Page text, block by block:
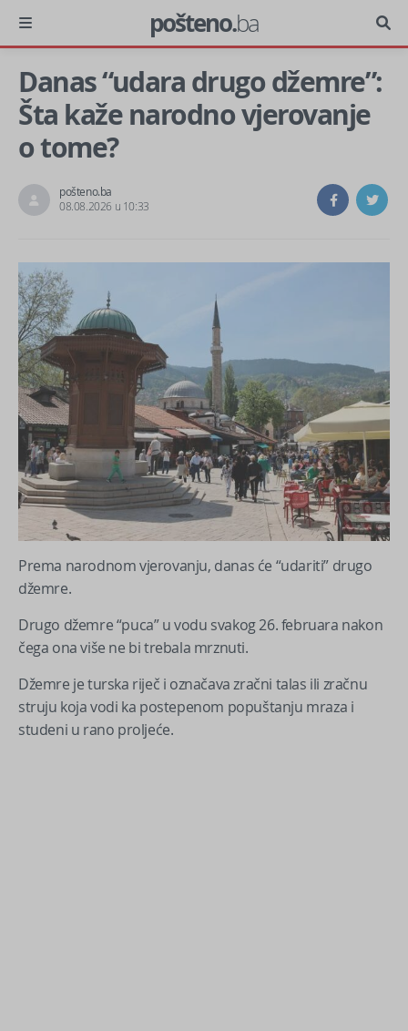
pošteno.ba
Danas “udara drugo džemre”:
Šta kaže narodno vjerovanje
o tome?
pošteno.ba
08.08.2026 u 10:33
Prema narodnom vjerovanju, danas će “udariti” drugo
džemre.
Drugo džemre “puca” u vodu svakog 26. februara nakon
čega ona više ne bi trebala mrznuti.
Džemre je turska riječ i označava zračni talas ili zračnu
struju koja vodi ka postepenom popuštanju mraza i
studeni u rano proljeće.